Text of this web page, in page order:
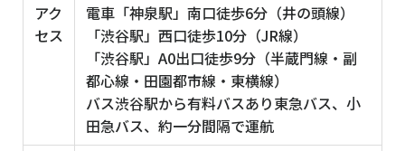
アク
セス
電車「神泉駅」南口徒歩6分（井の頭線）
「渋谷駅」西口徒歩10分（JR線）
「渋谷駅」A0出口徒歩9分（半蔵門線・副
都心線・田園都市線・東横線）
バス渋谷駅から有料バスあり東急バス、小
田急バス、約一分間隔で運航